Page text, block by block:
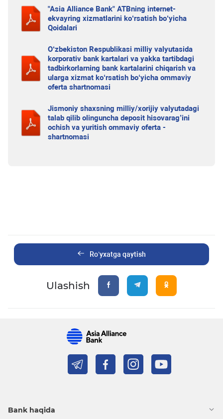
"Asia Alliance Bank" ATBning internet-
ekvayring xizmatlarini ko‘rsatish bo‘yicha
Qoidalari
O‘zbekiston Respublikasi milliy valyutasida
korporativ bank kartalari va yakka tartibdagi
tadbirkorlarning bank kartalarini chiqarish va
ularga xizmat ko‘rsatish bo‘yicha ommaviy
oferta shartnomasi
Jismoniy shaxsning milliy/xorijiy valyutadagi
talab qilib olinguncha deposit hisovarag’ini
ochish va yuritish ommaviy oferta -
shartnomasi
Ro’yxatga qaytish
Ulashish
Bank haqida